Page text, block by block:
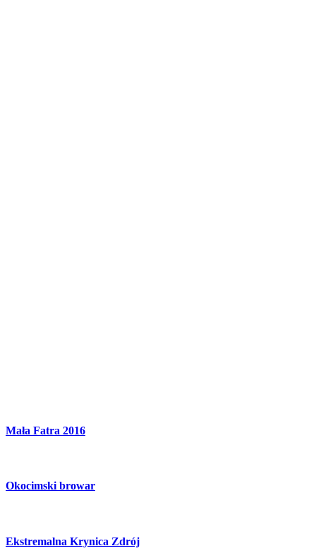
Mała Fatra 2016
Okocimski browar
Ekstremalna Krynica Zdrój